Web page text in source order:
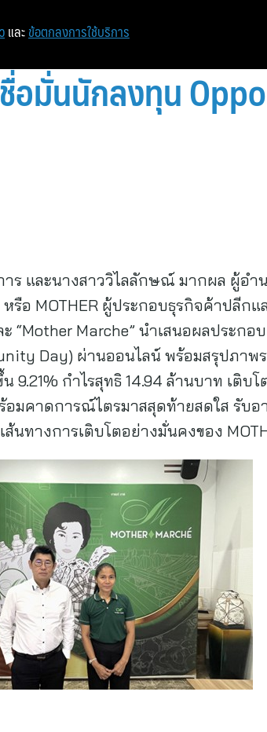
ชื่อมั่นนักลงทุน
ร และนางสาววิไลลักษณ์ มากผล ผู้อำ
รือ MOTHER ผู้ประกอบธุรกิจค้าปลีก
“Mother Marche” นำเสนอผลประกอ
Day) ผ่านออนไลน์ พร้อมสรุปภาพ
9.21% กำไรสุทธิ 14.94 ล้านบาท เติบ
อมคาดการณ์ไตรมาสสุดท้ายสดใส รับอ
นทางการเติบโตอย่างมั่นคงของ
และ ข้อตกลงการใช้บริการ